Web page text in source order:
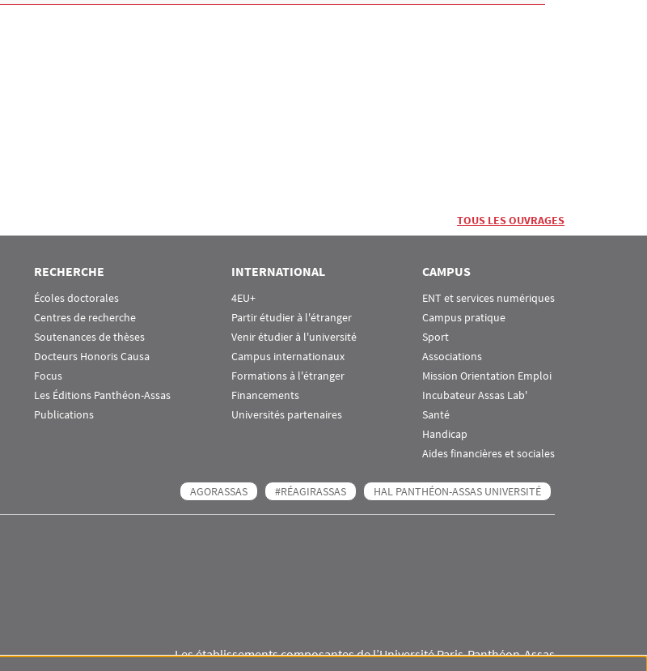
TOUS LES OUVRAGES
RECHERCHE
Écoles doctorales
Centres de recherche
Soutenances de thèses
Docteurs Honoris Causa
Focus
Les Éditions Panthéon-Assas
Publications
INTERNATIONAL
4EU+
Partir étudier à l'étranger
Venir étudier à l'université
Campus internationaux
Formations à l'étranger
Financements
Universités partenaires
CAMPUS
ENT et services numériques
Campus pratique
Sport
Associations
Mission Orientation Emploi
Incubateur Assas Lab'
Santé
Handicap
Aides financières et sociales
AGORASSAS #RÉAGIRASSAS HAL PANTHÉON-ASSAS UNIVERSITÉ
Les établissements composantes de l’Université Paris-Panthéon-Assas